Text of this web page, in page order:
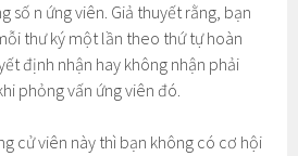
số n ứng viên. Giả thuyết rằng, bạn
thư ký một lần theo thứ tự hoàn
định nhận hay không nhận phải
phỏng vấn ứng viên đó.
cử viên này thì bạn không có cơ hội